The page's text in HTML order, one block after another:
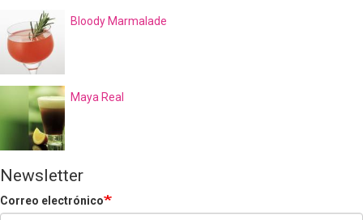
Bloody Marmalade
Maya Real
Newsletter
Correo electrónico